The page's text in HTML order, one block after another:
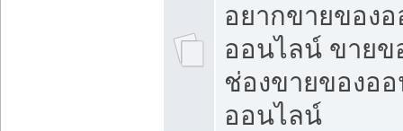
อยากขายของ
ออนไลน์ ขายข
ช่องขายของอ
ออนไลน์